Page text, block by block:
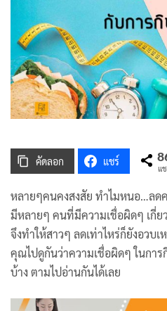
คัดลอก แชร์
แ
หลายๆคนคงสงสัย ทำไมหนอ…ลด
มีหลายๆ คนที่มีความเชื่อผิดๆ เกี่ย
จึงทำให้สาวๆ ลดเท่าไหร่ก็ยังอวบ
คุณไปดูกันว่าความเชื่อผิดๆ ในกา
บ้าง ตามไปอ่านกันได้เลย